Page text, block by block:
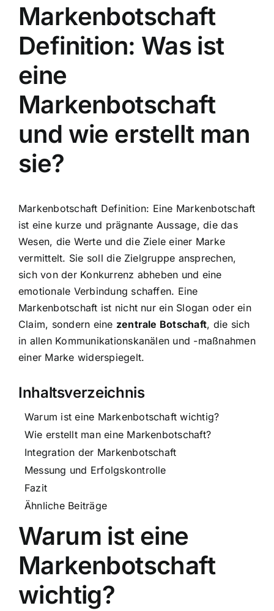
Markenbotschaft
Definition: Was ist
eine
Markenbotschaft
und wie erstellt man
sie?
Markenbotschaft Definition: Eine Markenbotschaft
ist eine kurze und prägnante Aussage, die das
Wesen, die Werte und die Ziele einer Marke
vermittelt. Sie soll die Zielgruppe ansprechen,
sich von der Konkurrenz abheben und eine
emotionale Verbindung schaffen. Eine
Markenbotschaft ist nicht nur ein Slogan oder ein
Claim, sondern eine zentrale Botschaft, die sich
in allen Kommunikationskanälen und -maßnahmen
einer Marke widerspiegelt.
Inhaltsverzeichnis
Warum ist eine Markenbotschaft wichtig?
Wie erstellt man eine Markenbotschaft?
Integration der Markenbotschaft
Messung und Erfolgskontrolle
Fazit
Ähnliche Beiträge
Warum ist eine
Markenbotschaft
wichtig?